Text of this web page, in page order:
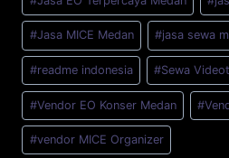
#Jasa MICE Medan #jasa sewa
#readme indonesia #Sewa
#Vendor EO Konser Medan #
#vendor MICE Organizer